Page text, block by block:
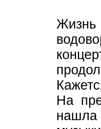
На
нашла